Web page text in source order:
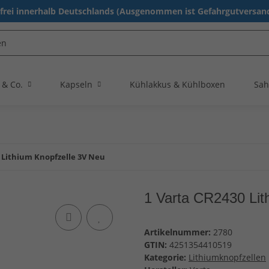
innerhalb Deutschlands (Ausgenommen ist
Co. Kapseln Kühlakkus & Kühlboxen
Lithium Knopfzelle 3V Neu
1 Varta CR2430
Artikelnummer: 2780
GTIN: 4251354410519
Kategorie: Lithiumknopfzellen